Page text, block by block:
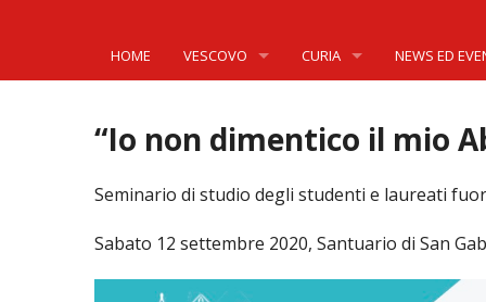
HOME VESCOVO
LO STEMMA
LETTERE DEL VESCOVO AI GIOVANI DELLA
INTERVENTI
CURIA
SETTORI DELLA VITA
AFFARI
APOSTOLATO
ARCHIVIO
ORGANI DI PARTECIPAZIONE
CAPITOLI
NEWS ED
“Io non dimentico il mio
Seminario di studio degli studenti e laureati
Sabato 12 settembre 2020, Santuario di San